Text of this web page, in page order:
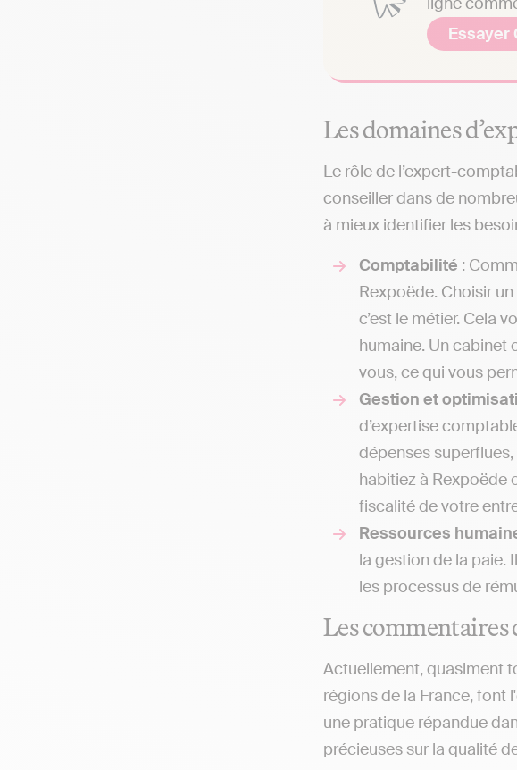
Essayer
Les domaines
Le rôle de l’expert-
conseiller dans de
à mieux identifier les
Comptabilité :
Rexpoëde. Choisir
c’est le métier. Cela
humaine. Un cabinet
vous, ce qui vous
Gestion et
d’expertise
dépenses
habitiez à Rexpoëde
fiscalité de votre
Ressources
la gestion de la paie.
les processus de
Les commentaires
Actuellement, quasiment
régions de la France, font
une pratique répandue
précieuses sur la qualité